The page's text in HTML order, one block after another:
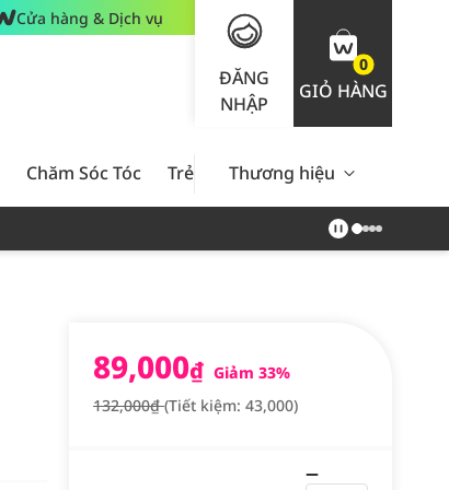
Cửa hàng & Dịch vụ
ĐĂNG
NHẬP
0
GIỎ HÀNG
Chăm Sóc Tóc Trẻ Em Nam Giới Chăm Sóc
Thương hiệu
89,000₫ Giảm 33%
132,000₫(Tiết kiệm: 43,000)